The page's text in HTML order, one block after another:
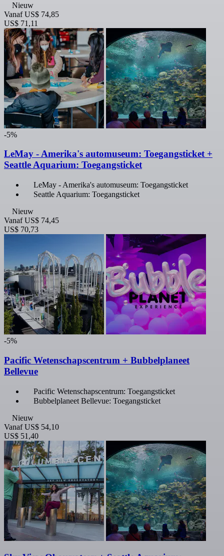
Nieuw
Vanaf US$ 74,85
US$ 71,11
-5%
LeMay - Amerika's automuseum: Toegangsticket +
Seattle Aquarium: Toegangsticket
LeMay - Amerika's automuseum: Toegangsticket
Seattle Aquarium: Toegangsticket
Nieuw
Vanaf US$ 74,45
US$ 70,73
-5%
Pacific Wetenschapscentrum + Bubbelplaneet
Bellevue
Pacific Wetenschapscentrum: Toegangsticket
Bubbelplaneet Bellevue: Toegangsticket
Nieuw
Vanaf US$ 54,10
US$ 51,40